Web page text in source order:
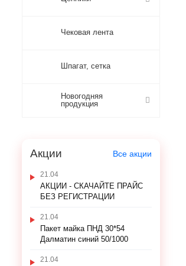
Чековая лента
Шпагат, сетка
Новогодняя
продукция
Акции Все акции
21.04
АКЦИИ - СКАЧАЙТЕ ПРАЙС
БЕЗ РЕГИСТРАЦИИ
21.04
Пакет майка ПНД 30*54
Далматин синий 50/1000
21.04